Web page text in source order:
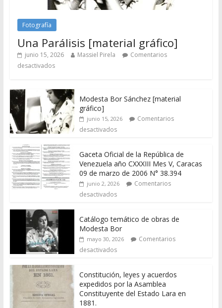
Fotografía
Una Parálisis [material gráfico]
junio 15, 2026 Massiel Pirela
Comentarios
desactivados
Modesta Bor Sánchez [material
gráfico]
junio 15, 2026
Comentarios
desactivados
Gaceta Oficial de la República de
Venezuela año CXXXIII Mes V, Caracas
09 de marzo de 2006 N° 38.394
junio 2, 2026
Comentarios
desactivados
Catálogo temático de obras de
Modesta Bor
mayo 30, 2026
Comentarios
desactivados
Constitución, leyes y acuerdos
expedidos por la Asamblea
Constituyente del Estado Lara en
1881.